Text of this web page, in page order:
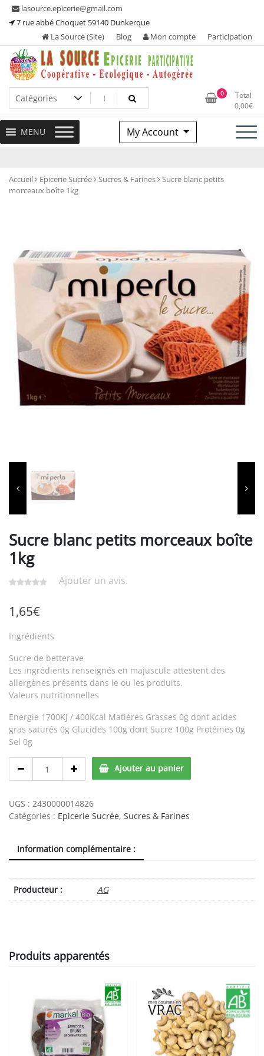
Skip lasource.epicerie@gmail.com
7 rue abbé Choquet 59140 Dunkerque
La Source (Site)
Blog Mon compte Participation
La Source – Epicerie
Participative
Ou tous les adhérents sont propriétaires et participent à la
maintenance de leur épicerie!
0
Total
0,00€
MENU My Account
Accueil Epicerie Sucrée Sucres & Farines
Sucre blanc petits
morceaux boîte 1kg
Sucre blanc petits morceaux boîte
1kg
Ajouter un avis.
1,65€
Ingrédients
Sucre de betterave
Les ingrédients renseignés en majuscule attestent des
allergènes présents dans le ou les produits.
Valeurs nutritionnelles
Energie 1700Kj / 400Kcal Matières Grasses 0g dont acides
gras saturés 0g Glucides 100g dont Sucre 100g Protéines 0g
Sel 0g
blanc
morceaux
boîte
Ajouter au panier
UGS : 2430000014826
Catégories : Epicerie Sucrée, Sucres & Farines
Information complémentaire :
Producteur : AG
Produits apparentés